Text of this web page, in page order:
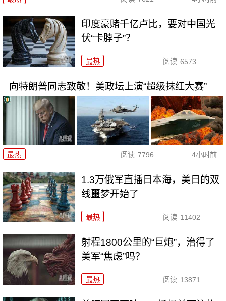
印度豪赌千亿卢比，要对中国光
伏“卡脖子”？
最热 阅读 6573
向特朗普同志致敬！美政坛上演“超级抹红大赛”
最热 阅读 7796 4小时前
1.3万俄军直插日本海，美日的双
线噩梦开始了
最热 阅读 11402
射程1800公里的“巨炮”，治得了
美军“焦虑”吗？
最热 阅读 13871